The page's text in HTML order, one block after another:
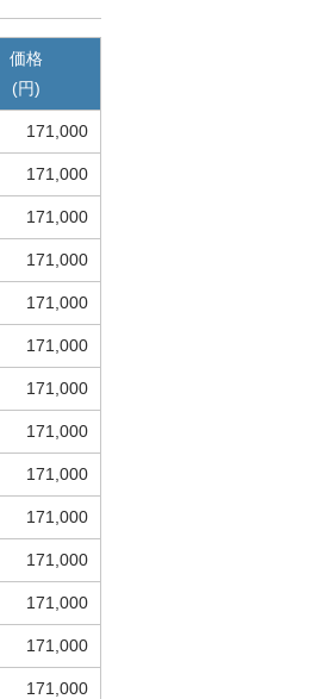
価格
(円)
171,000
171,000
171,000
171,000
171,000
171,000
171,000
171,000
171,000
171,000
171,000
171,000
171,000
171,000